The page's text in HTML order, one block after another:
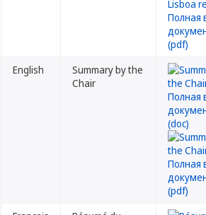
English
Summary by the
Chair